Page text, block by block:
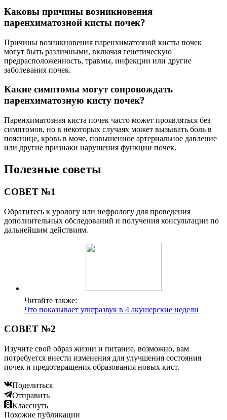
Каковы причины возникновения
паренхиматозной кисты почек?
Причины возникновения паренхиматозной кисты почек
могут быть различными, включая генетическую
предрасположенность, травмы, инфекции или другие
заболевания почек.
Какие симптомы могут сопровождать
паренхиматозную кисту почек?
Паренхиматозная киста почек часто может проявляться без
симптомов, но в некоторых случаях может вызывать боль в
пояснице, кровь в моче, повышенное артериальное давление
или другие признаки нарушения функции почек.
Полезные советы
СОВЕТ №1
Обратитесь к урологу или нефрологу для проведения
дополнительных обследований и получения консультации по
дальнейшим действиям.
Читайте также:
Что показывает ультразвук в 4 акушерские недели
СОВЕТ №2
Изучите свой образ жизни и питание, возможно, вам
потребуется внести изменения для улучшения состояния
почек и предотвращения образования новых кист.
Поделиться
Отправить
Класснуть
Похожие публикации